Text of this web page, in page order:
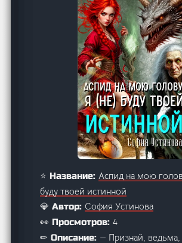
⭐ Название: Аспид на мою
буду твоей истинной
💎 Автор:София Устинова
👀 Просмотров:4
✏ Описание: — Признай, ведьма,